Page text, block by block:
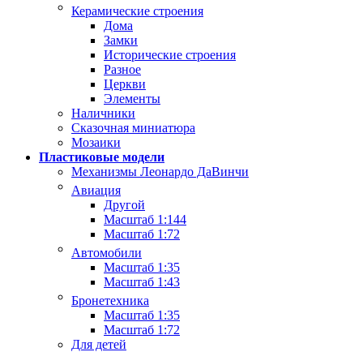
Керамические строения
Дома
Замки
Исторические строения
Разное
Церкви
Элементы
Наличники
Сказочная миниатюра
Мозаики
Пластиковые модели
Механизмы Леонардо ДаВинчи
Авиация
Другой
Масштаб 1:144
Масштаб 1:72
Автомобили
Масштаб 1:35
Масштаб 1:43
Бронетехника
Масштаб 1:35
Масштаб 1:72
Для детей